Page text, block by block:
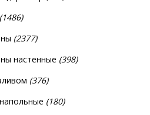
(1486)
(2377)
настенные (398)
(376)
(180)